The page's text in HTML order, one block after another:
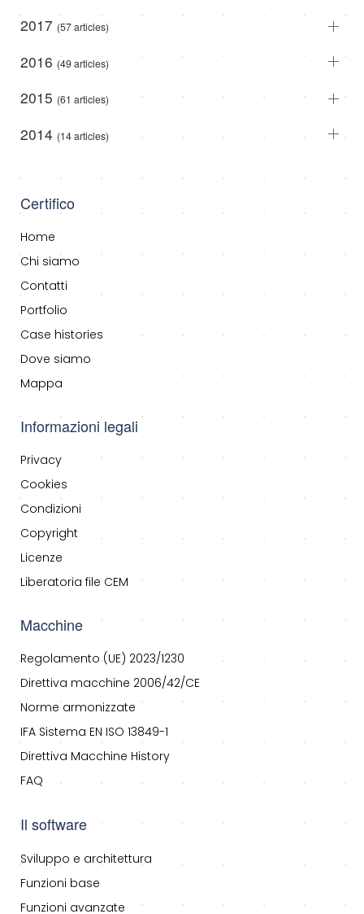
2017 (57 articles)
2016 (49 articles)
2015 (61 articles)
2014 (14 articles)
Certifico
Home
Chi siamo
Contatti
Portfolio
Case histories
Dove siamo
Mappa
Informazioni legali
Privacy
Cookies
Condizioni
Copyright
Licenze
Liberatoria file CEM
Macchine
Regolamento (UE) 2023/1230
Direttiva macchine 2006/42/CE
Norme armonizzate
IFA Sistema EN ISO 13849-1
Direttiva Macchine History
FAQ
Il software
Sviluppo e architettura
Funzioni base
Funzioni avanzate